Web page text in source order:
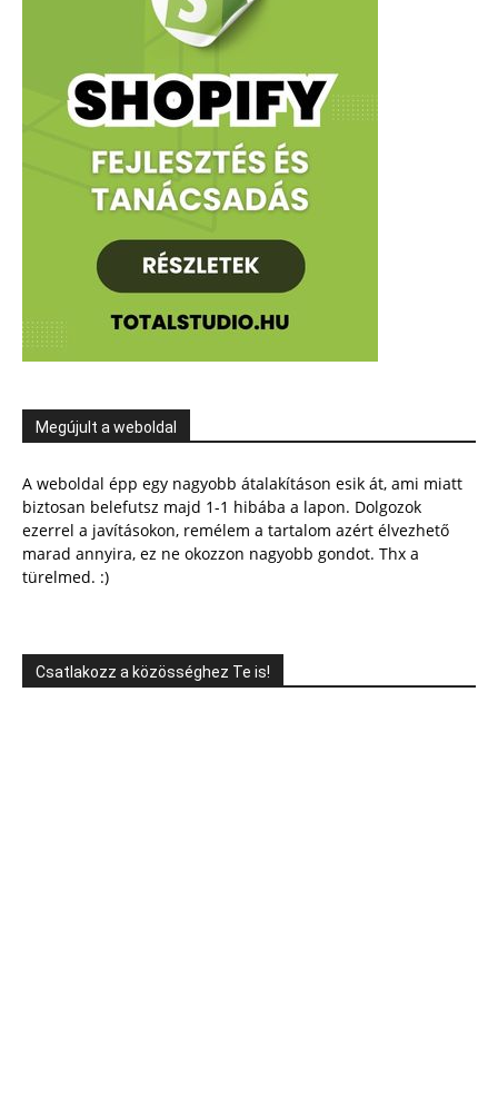
Megújult a weboldal
A weboldal épp egy nagyobb átalakításon esik át, ami miatt
biztosan belefutsz majd 1-1 hibába a lapon. Dolgozok
ezerrel a javításokon, remélem a tartalom azért élvezhető
marad annyira, ez ne okozzon nagyobb gondot. Thx a
türelmed. :)
Csatlakozz a közösséghez Te is!